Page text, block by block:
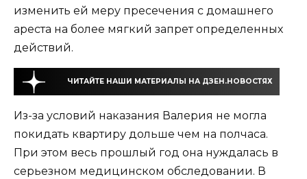
изменить ей меру пресечения с домашнего
ареста на более мягкий запрет определенных
действий.
ЧИТАЙТЕ НАШИ МАТЕРИАЛЫ НА ДЗЕН.НОВОСТЯХ
Из-за условий наказания Валерия не могла
покидать квартиру дольше чем на полчаса.
При этом весь прошлый год она нуждалась в
серьезном медицинском обследовании. В